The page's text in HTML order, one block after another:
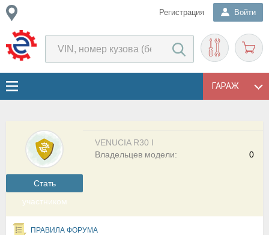
Регистрация Войти
ГАРАЖ
Cтать
участником
VENUCIA R30 I
0
Владельцев модели:
ПРАВИЛА ФОРУМА